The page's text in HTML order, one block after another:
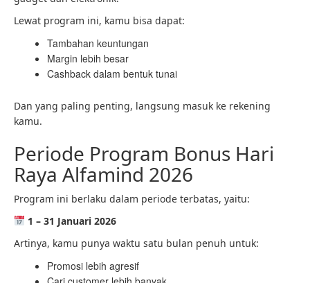
Lewat program ini, kamu bisa dapat:
Tambahan keuntungan
Margin lebih besar
Cashback dalam bentuk tunai
Dan yang paling penting, langsung masuk ke rekening
kamu.
Periode Program Bonus Hari
Raya Alfamind 2026
Program ini berlaku dalam periode terbatas, yaitu:
1 – 31 Januari 2026
Artinya, kamu punya waktu satu bulan penuh untuk:
Promosi lebih agresif